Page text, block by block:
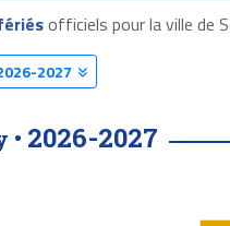
officiels pour la ville de
2027
• 2026-2027